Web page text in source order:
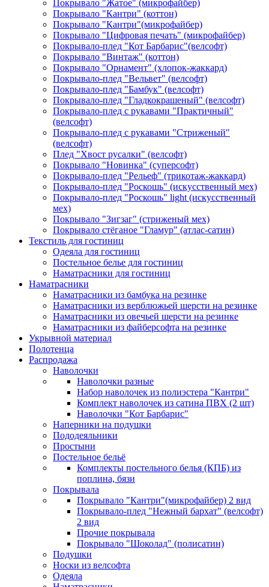
Покрывало "Жатое" (микрофайбер)
Покрывало "Кантри" (коттон)
Покрывало "Кантри"(микрофайбер)
Покрывало "Цифровая печать" (микрофайбер)
Покрывало-плед "Кот Барбарис"(велсофт)
Покрывало "Винтаж" (коттон)
Покрывало "Орнамент" (хлопок-жаккард)
Покрывало-плед "Вельвет" (велсофт)
Покрывало-плед "Бамбук" (велсофт)
Покрывало-плед "Гладкокрашеный" (велсофт)
Покрывало-плед с рукавами "Практичный"
(велсофт)
Покрывало-плед с рукавами "Стриженый"
(велсофт)
Плед "Хвост русалки" (велсофт)
Покрывало "Новинка" (суперсофт)
Покрывало-плед "Рельеф" (трикотаж-жаккард)
Покрывало-плед "Роскошь" (искусственный мех)
Покрывало-плед "Роскошь" light (искусственный
мех)
Покрывало "Зигзаг" (стриженый мех)
Покрывало стёганое "Гламур" (атлас-сатин)
Текстиль для гостиниц
Одеяла для гостиниц
Постельное белье для гостиниц
Наматрасники для гостиниц
Наматрасники
Наматрасники из бамбука на резинке
Наматрасники из верблюжьей шерсти на резинке
Наматрасники из овечьей шерсти на резинке
Наматрасники из файберсофта на резинке
Укрывной материал
Полотенца
Распродажа
Наволочки
Наволочки разные
Набор наволочек из полиэстера "Кантри"
Комплект наволочек из сатина ПВХ (2 шт)
Наволочки "Кот Барбарис"
Наперники на подушки
Пододеяльники
Простыни
Постельное бельё
Комплекты постельного белья (КПБ) из
поплина, бязи
Покрывала
Покрывало "Кантри"(микрофайбер) 2 вид
Покрывало-плед "Нежный бархат" (велсофт)
2 вид
Прочие покрывала
Покрывало "Шоколад" (полисатин)
Подушки
Носки из велсофта
Одеяла